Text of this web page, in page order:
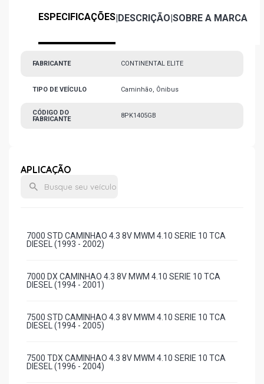
ESPECIFICAÇÕES|DESCRIÇÃO|SOBRE A MARCA
FABRICANTE CONTINENTAL ELITE
TIPO DE VEÍCULO Caminhão, Ônibus
CÓDIGO DO
FABRICANTE
8PK1405GB
APLICAÇÃO
7000 STD CAMINHAO 4.3 8V MWM 4.10 SERIE 10 TCA
DIESEL (1993 - 2002)
7000 DX CAMINHAO 4.3 8V MWM 4.10 SERIE 10 TCA
DIESEL (1994 - 2001)
7500 STD CAMINHAO 4.3 8V MWM 4.10 SERIE 10 TCA
DIESEL (1994 - 2005)
7500 TDX CAMINHAO 4.3 8V MWM 4.10 SERIE 10 TCA
DIESEL (1996 - 2004)